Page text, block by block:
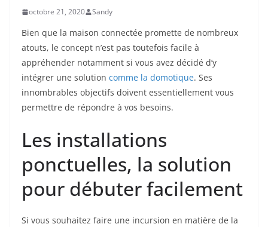
octobre 21, 2020 Sandy
Bien que la maison connectée promette de nombreux
atouts, le concept n’est pas toutefois facile à
appréhender notamment si vous avez décidé d’y
intégrer une solution comme la domotique. Ses
innombrables objectifs doivent essentiellement vous
permettre de répondre à vos besoins.
Les installations
ponctuelles, la solution
pour débuter facilement
Si vous souhaitez faire une incursion en matière de la